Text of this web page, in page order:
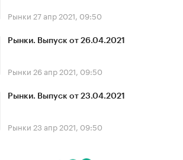
Рынки 27 апр 2021, 09:50
Рынки. Выпуск от 26.04.2021
Рынки 26 апр 2021, 09:50
Рынки. Выпуск от 23.04.2021
Рынки 23 апр 2021, 09:50